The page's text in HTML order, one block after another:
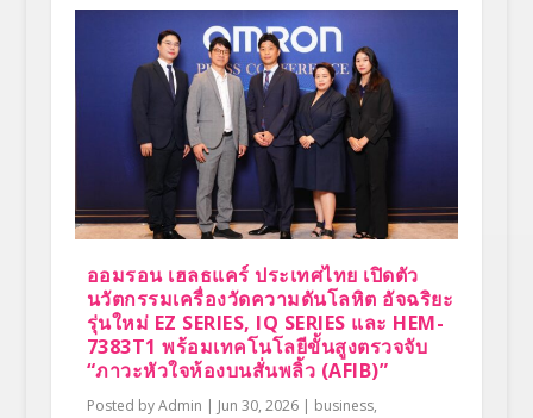
ออมรอน เฮลธแคร์ ประเทศไทย เปิดตัว
นวัตกรรมเครื่องวัดความดันโลหิต อัจฉริยะ
รุ่นใหม่ EZ SERIES, IQ SERIES และ HEM-
7383T1 พร้อมเทคโนโลยีขั้นสูงตรวจจับ
“ภาวะหัวใจห้องบนสั่นพลิ้ว (AFIB)”
Posted byAdmin | Jun 30, 2026| business,